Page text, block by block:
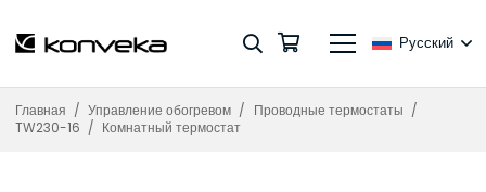
Русский
Главная / Управление обогревом / Проводные термостаты /
TW230-16 / Комнатный термостат